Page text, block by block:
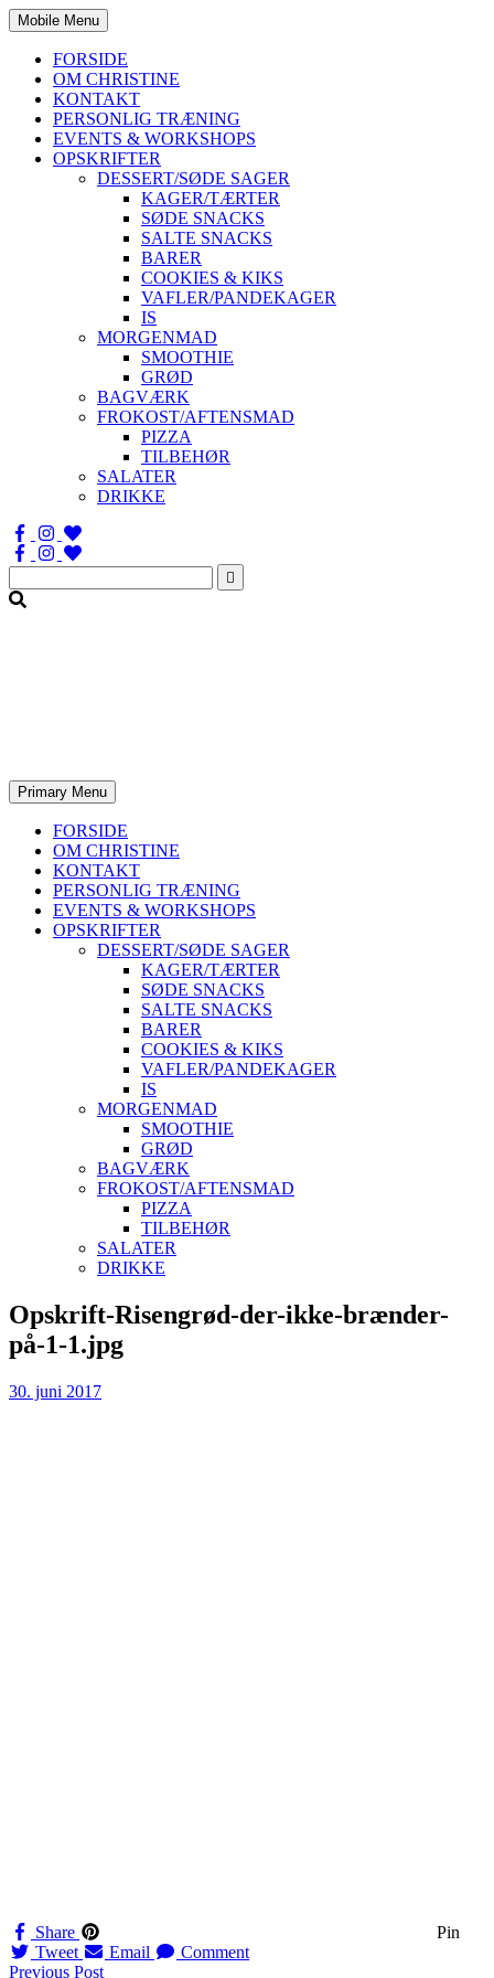
Mobile Menu
FORSIDE
OM CHRISTINE
KONTAKT
PERSONLIG TRÆNING
EVENTS & WORKSHOPS
OPSKRIFTER
DESSERT/SØDE SAGER
KAGER/TÆRTER
SØDE SNACKS
SALTE SNACKS
BARER
COOKIES & KIKS
VAFLER/PANDEKAGER
IS
MORGENMAD
SMOOTHIE
GRØD
BAGVÆRK
FROKOST/AFTENSMAD
PIZZA
TILBEHØR
SALATER
DRIKKE
Søg
efter:
Primary Menu
FORSIDE
OM CHRISTINE
KONTAKT
PERSONLIG TRÆNING
EVENTS & WORKSHOPS
OPSKRIFTER
DESSERT/SØDE SAGER
KAGER/TÆRTER
SØDE SNACKS
SALTE SNACKS
BARER
COOKIES & KIKS
VAFLER/PANDEKAGER
IS
MORGENMAD
SMOOTHIE
GRØD
BAGVÆRK
FROKOST/AFTENSMAD
PIZZA
TILBEHØR
SALATER
DRIKKE
Skip
to
content
Opskrift-Risengrød-der-ikke-brænder-
på-1-1.jpg
30. juni 2017
Share
Pin
Tweet
Email Comment
Previous Post